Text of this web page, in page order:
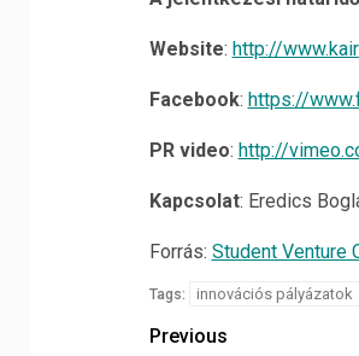
Website: http://
Facebook: https://
PR video: http://
Kapcsolat: Eredics
Forrás: Student Venture
Tags: innovációs pályázatok
Previous